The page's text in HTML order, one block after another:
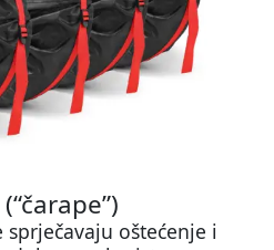
oštećenje i